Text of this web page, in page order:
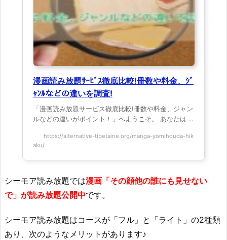
漫画読み放題ｻｰﾋﾞｽ徹底比較!冊数や料金、ｼﾞ
ｬﾝﾙなどの違いを調査!
「漫画読み放題サービス徹底比較!冊数や料金、ジャン
ルなどの違いがポイント！」へようこそ。 あなたは ...
https://alternative-tibetaine.org/manga-yomihouda-hik
aku/
シーモア読み放題では漫画「その顔他の誰にも見せない
で」が読み放題公開中です。
シーモア読み放題はコースが「フル」と「ライト」の2種類
あり、次のようなメリットがあります♪